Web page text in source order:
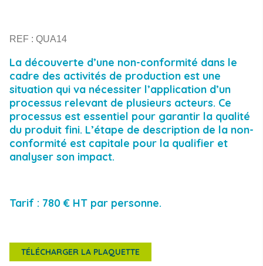
RECHERCHE
REF : QUA14
La découverte d’une non-conformité dans le
cadre des activités de production est une
situation qui va nécessiter l’application d’un
processus relevant de plusieurs acteurs. Ce
processus est essentiel pour garantir la qualité
du produit fini. L’étape de description de la non-
conformité est capitale pour la qualifier et
analyser son impact.
Tarif : 780 € HT par personne.
TÉLÉCHARGER LA PLAQUETTE